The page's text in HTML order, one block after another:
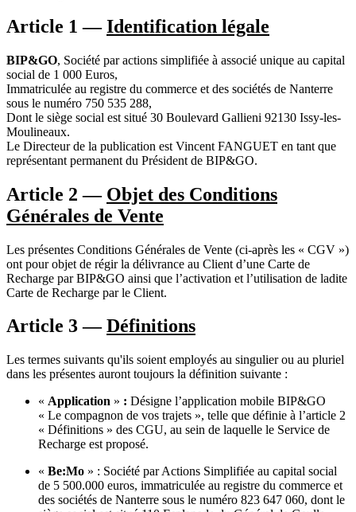
Article 1 —Identification légale
BIP&GO, Société par actions simplifiée à associé unique au capital
social de 1 000 Euros,
Immatriculée au registre du commerce et des sociétés de Nanterre
sous le numéro 750 535 288,
Dont le siège social est situé 30 Boulevard Gallieni 92130 Issy-les-
Moulineaux.
Le Directeur de la publication est Vincent FANGUET en tant que
représentant permanent du Président de BIP&GO.
Article 2 — Objet des Conditions
Générales de Vente
Les présentes Conditions Générales de Vente (ci-après les « CGV »)
ont pour objet de régir la délivrance au Client d’une Carte de
Recharge par BIP&GO ainsi que l’activation et l’utilisation de ladite
Carte de Recharge par le Client.
Article 3 —Définitions
Les termes suivants qu'ils soient employés au singulier ou au pluriel
dans les présentes auront toujours la définition suivante :
« Application » : Désigne l’application mobile BIP&GO
« Le compagnon de vos trajets », telle que définie à l’article 2
« Définitions » des CGU, au sein de laquelle le Service de
Recharge est proposé.
« Be:Mo » : Société par Actions Simplifiée au capital social
de 5 500.000 euros, immatriculée au registre du commerce et
des sociétés de Nanterre sous le numéro 823 647 060, dont le